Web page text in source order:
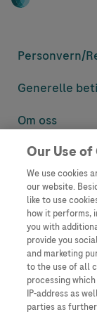
Personvern/
Generelle
Om oss
Denne nettsiden
informasjon som
Vennligst vær
informasjon som
prosess,
Roche har ikke
vil fjerne
Vi har ikke ansvar
Kopiering av
tillatt uten avtale.
Our Use of
We use cookies
our website.
like to use
how it performs,
you with
provide you
and marketing
to the use of all
processing
IP-address as
parties as